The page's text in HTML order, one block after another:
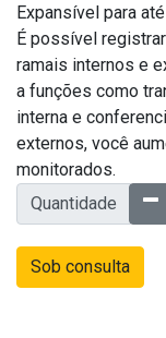
Expansível para
É possível
ramais internos e
a funções como
interna e
externos, você
monitorados.
Quantidade
Sob consulta